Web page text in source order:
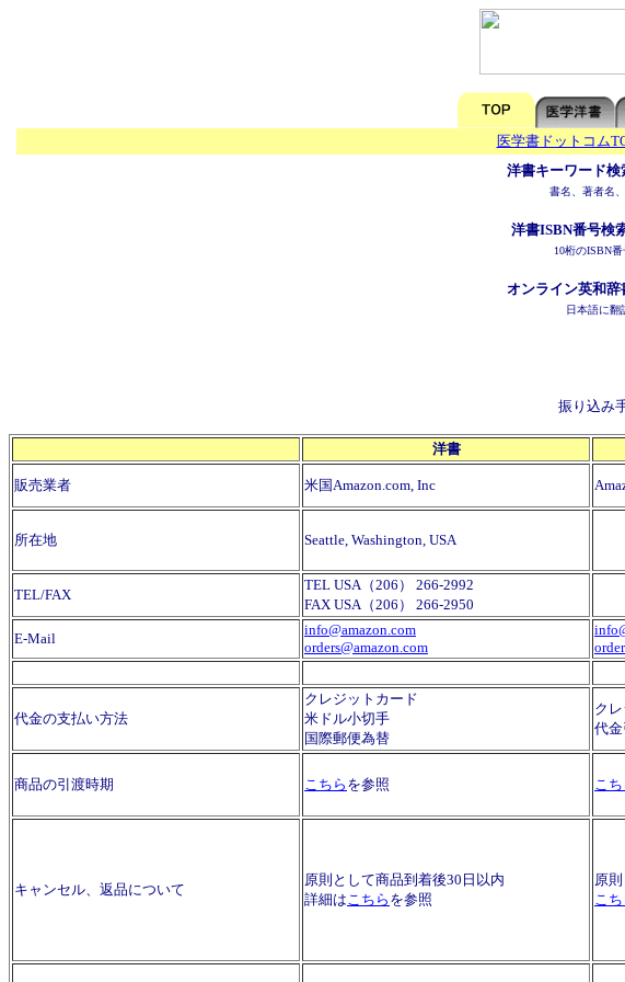
医学書ドットコム
洋書キーワード検
書名、著者名
洋書ISBN番号検
10桁のISBN
オンライン英和辞
日本語に翻
振り込み
洋書
販売業者 米国Amazon.com, Inc
所在地 Seattle, Washington, USA
TEL/FAX
TEL USA（206） 266-2992
FAX USA（206） 266-2950
E-Mail
info@amazon.com
orders@amazon.com
代金の支払い方法
クレジットカード
米ドル小切手
国際郵便為替
ク
代
商品の引渡時期 こちら を参照 こち
キャンセル、返品について
原則として商品到着後30日以内
詳細はこちら を参照
原
こち